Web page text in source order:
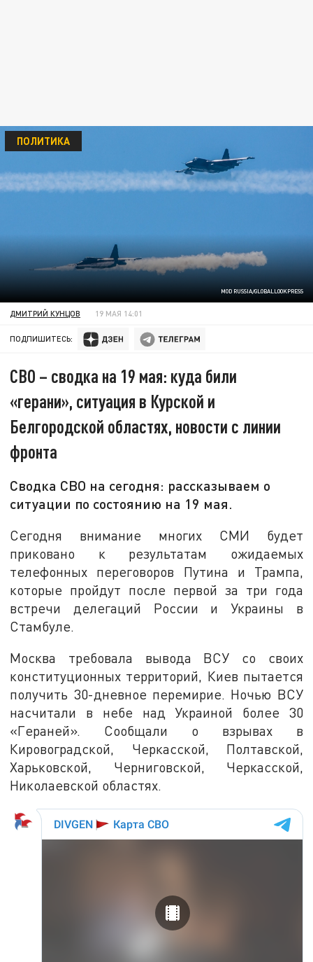
MOD RUSSIA/GLOBALLOOKPRESS
ПОЛИТИКА
ДМИТРИЙ КУНЦОВ 19 МАЯ 14:01
ПОДПИШИТЕСЬ:
СВО – сводка на 19 мая: куда били
«герани», ситуация в Курской и
Белгородской областях, новости с линии
фронта
Сводка СВО на сегодня: рассказываем о
ситуации по состоянию на 19 мая.
Сегодня внимание многих СМИ будет
приковано к результатам ожидаемых
телефонных переговоров Путина и Трампа,
которые пройдут после первой за три года
встречи делегаций России и Украины в
Стамбуле.
Москва требовала вывода ВСУ со своих
конституционных территорий, Киев пытается
получить 30-дневное перемирие. Ночью ВСУ
насчитали в небе над Украиной более 30
«Гераней». Сообщали о взрывах в
Кировоградской, Черкасской, Полтавской,
Харьковской, Черниговской, Черкасской,
Николаевской областях.